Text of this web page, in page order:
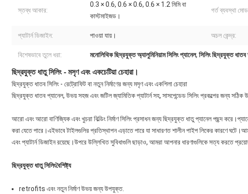
স্তব্ধ আকার:
0.3 × 0.6, 0.6 × 0.6, 0.6 × 1.2 মিমি বা
কাস্টমাইজড।
গর্ত ব্যবস্থা
প্যাটার্ন ডিজাইন: পাওয়া যায়। অচল কেন্দ্র:
বিশেষভাবে তুলে ধরা: মনোলিথিক ছিদ্রযুক্ত অ্যালুমিনিয়াম সিলিং প্যানেল, সিলিং ছিদ্রযুক্ত ধাতব
ছিদ্রযুক্ত ধাতু সিলিং - মসৃণ এবং একচেটিয়া চেহারা।
ছিদ্রযুক্ত ধাতব সিলিং - রেট্রোফিট বা নতুন নির্মাণের জন্য মসৃণ এবং একশিলা চেহারা
ছিদ্রযুক্ত ধাতব প্যানেল, উভয় সহজ এবং জটিল জ্যামিতিক প্যাটার্ন সহ, সাসপেন্ডেড সিলিং প্রকল্পের জন্য সঠিক
আরো এবং আরো বাণিজ্যিক এবং খুচরা বিল্ডিং নির্মাণ সিলিং প্রসাধন জন্য ছিদ্রযুক্ত ধাতু প্যানেল পছন্দ
করা যেতে পারে।এইভাবে টাইলগুলির প্রতিস্থাপন এড়াতে পারে যা সাধারণত শালীন পাইপ লিকের কারণে
এবং প্যাটার্ন ডিজাইন রয়েছে।উপরে উল্লিখিত সুবিধাগুলি ছাড়াও, আমরা আপনার ধারণাগুলিকে সত্য করতে
ছিদ্রযুক্ত ধাতু সিলিংবৈশিষ্ট্য
retrofits এবং নতুন নির্মাণ উভয় জন্য উপযুক্ত.